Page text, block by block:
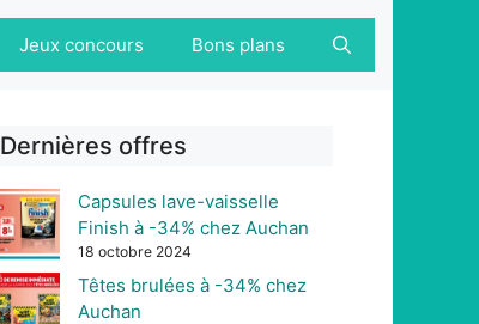
Jeux concours Bons plans
Dernières offres
Capsules lave-vaisselle
Finish à -34% chez Auchan
18 octobre 2024
Têtes brulées à -34% chez
Auchan